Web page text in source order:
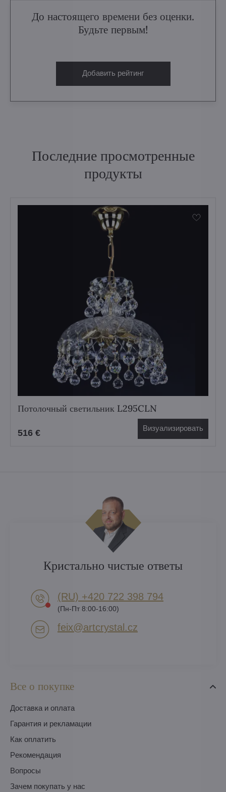
До настоящего времени без оценки.
Будьте первым!
Добавить рейтинг
Последние просмотренные
продукты
Потолочный светильник L295CLN
516 € Визуализировать
Все о покупке
Доставка и оплата
Гарантия и рекламации
Как оплатить
Pекомендация
Вопросы
Зачем покупать у нас
Кристально чистые ответы
(RU) +420 722 398 794​
(Пн-Пт 8:00-16:00)
feix​@artcrystal​.cz